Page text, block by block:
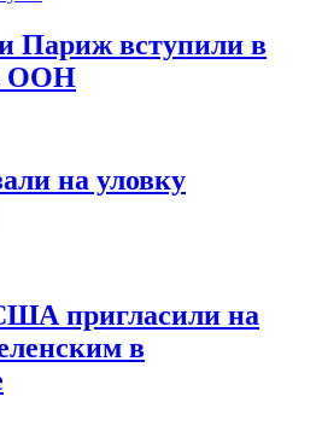
Париж вступили в
ООН
на уловку
пригласили на
в